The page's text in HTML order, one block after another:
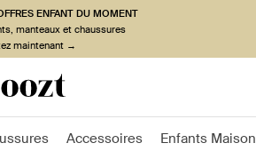
ENFANT DU MOMENT
manteaux et chaussures
maintenant →
Accessoires Enfants Maison